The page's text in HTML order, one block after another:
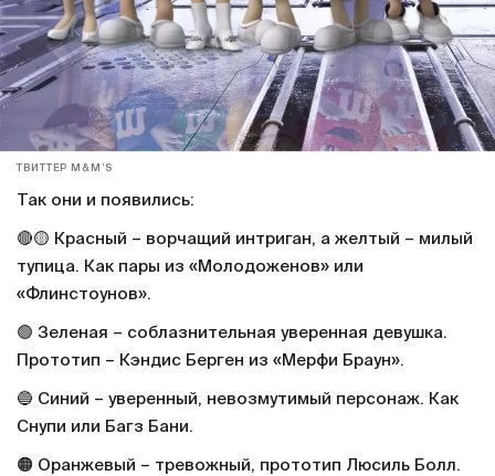
ТВИТТЕР M&M’S
Так они и появились:
🔴🟡 Красный – ворчащий интриган, а желтый – милый
тупица. Как пары из «Молодоженов» или
«Флинстоунов».
🟢 Зеленая – соблазнительная уверенная девушка.
Прототип – Кэндис Берген из «Мерфи Браун».
🔵 Синий – уверенный, невозмутимый персонаж. Как
Снупи или Багз Бани.
🟠 Оранжевый – тревожный, прототип Люсиль Болл.